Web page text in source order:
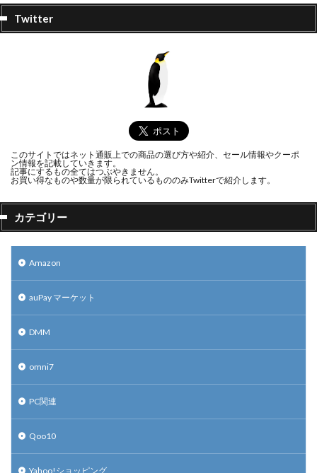
Twitter
このサイトではネット通販上での商品の選び方や紹介、セール情報やクーポ
ン情報を記載していきます。
記事にするもの全てはつぶやきません。
お買い得なものや数量が限られているもののみTwitterで紹介します。
カテゴリー
Amazon
auPay マーケット
DMM
omni7
PC関連
Qoo10
Yahoo!ショッピング